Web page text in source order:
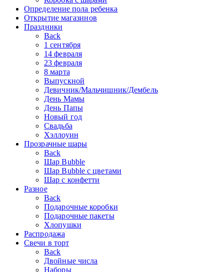
Определение пола ребенка
Открытие магазинов
Праздники
Back
1 сентября
14 февраля
23 февраля
8 марта
Выпускной
Девичник/Мальчишник/Дембель
День Мамы
День Папы
Новый год
Свадьба
Хэллоуин
Прозрачные шары
Back
Шар Bubble
Шар Bubble с цветами
Шар с конфетти
Разное
Back
Подарочные коробки
Подарочные пакеты
Хлопушки
Распродажа
Свечи в торт
Back
Двойные числа
Наборы